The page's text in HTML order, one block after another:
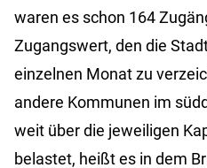
waren es schon 164
Zugangswert, den die
einzelnen Monat zu
andere Kommunen im
weit über die jeweiligen
belastet, heißt es in dem